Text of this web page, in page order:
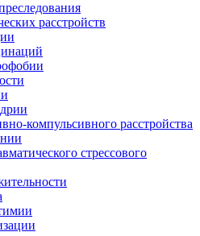
расстройств
компульсивного расстройства
стрессового